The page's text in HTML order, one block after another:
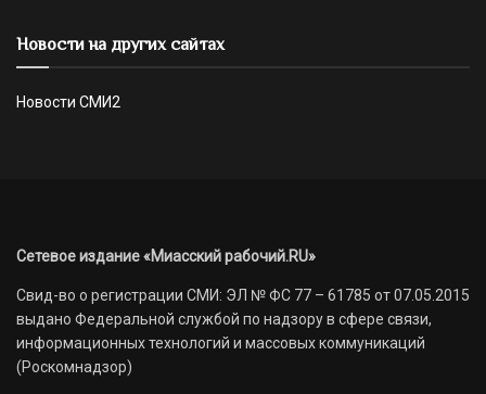
Новости на других сайтах
Новости СМИ2
Сетевое издание «Миасский рабочий.RU»
Свид-во о регистрации СМИ: ЭЛ № ФС 77 – 61785 от 07.05.2015
выдано Федеральной службой по надзору в сфере связи,
информационных технологий и массовых коммуникаций
(Роскомнадзор)